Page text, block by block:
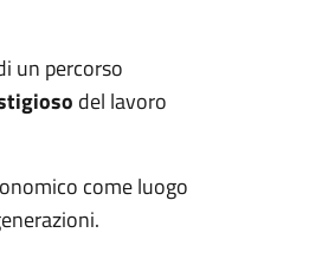
un percorso
del lavoro
come luogo